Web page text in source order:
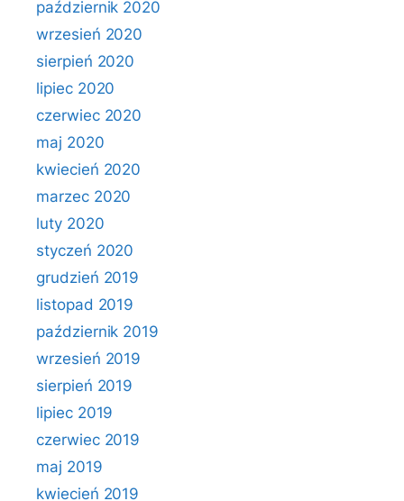
październik 2020
wrzesień 2020
sierpień 2020
lipiec 2020
czerwiec 2020
maj 2020
kwiecień 2020
marzec 2020
luty 2020
styczeń 2020
grudzień 2019
listopad 2019
październik 2019
wrzesień 2019
sierpień 2019
lipiec 2019
czerwiec 2019
maj 2019
kwiecień 2019